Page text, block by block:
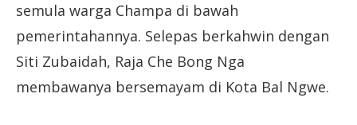
semula warga Champa di bawah
pemerintahannya. Selepas berkahwin dengan
Siti Zubaidah, Raja Che Bong Nga
membawanya bersemayam di Kota Bal Ngwe.